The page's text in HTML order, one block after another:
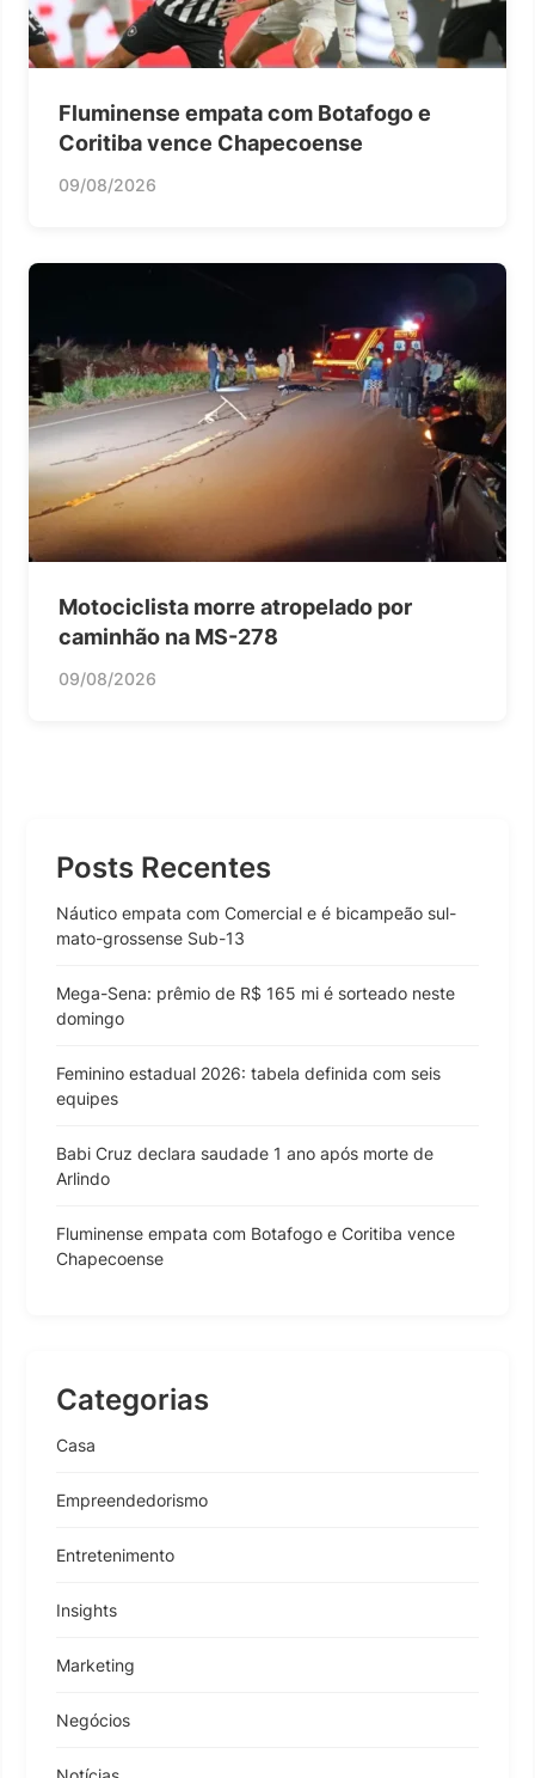
Fluminense empata com Botafogo e
Coritiba vence Chapecoense
09/08/2026
Motociclista morre atropelado por
caminhão na MS-278
09/08/2026
Posts Recentes
Náutico empata com Comercial e é bicampeão sul-
mato-grossense Sub-13
Mega-Sena: prêmio de R$ 165 mi é sorteado neste
domingo
Feminino estadual 2026: tabela definida com seis
equipes
Babi Cruz declara saudade 1 ano após morte de
Arlindo
Fluminense empata com Botafogo e Coritiba vence
Chapecoense
Categorias
Casa
Empreendedorismo
Entretenimento
Insights
Marketing
Negócios